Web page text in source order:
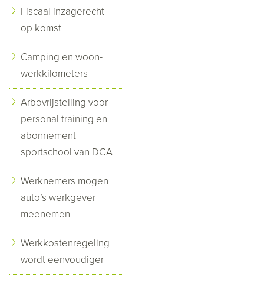
Fiscaal inzagerecht
op komst
Camping en woon-
werkkilometers
Arbovrijstelling voor
personal training en
abonnement
sportschool van DGA
Werknemers mogen
auto’s werkgever
meenemen
Werkkostenregeling
wordt eenvoudiger